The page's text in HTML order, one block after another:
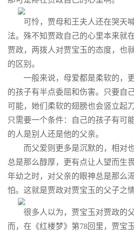
可怜，贾母和王夫人还在哭天
法。殊不知贾政自己的心里本来就
贾政，两拨人对贾宝玉的态度，也
的区别。
一般来说，母爱都是柔软的，
的孩子有半点委屈和伤害。只要自
可能，她们柔软的翅膀也会竖立起
只需要一个条件：自己的孩子有可
的人是别人还是他的父亲。
而父爱则更多是沉默的，相对
总是那么醇厚，更有点让人望而生
年幼之时，对父亲的眼神总是那么
怕。这就是贾政对贾宝玉的父子之情
很多人以为，贾宝玉对贾政的
而，在《红楼梦》第78回里，贾宝